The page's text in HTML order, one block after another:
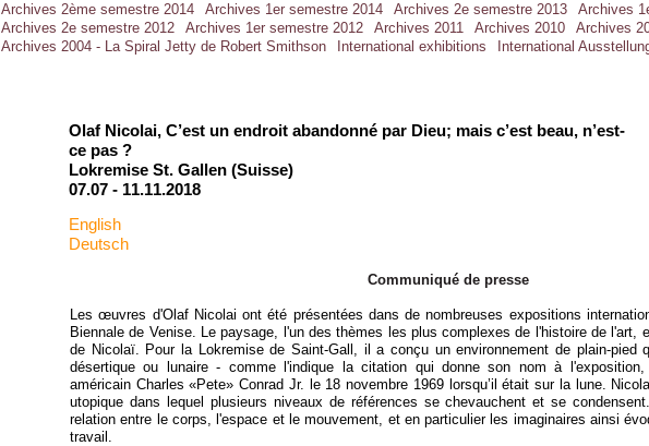
Olaf Nicolai, C’est un endroit abandonné par Dieu; mais c’est beau, n’est-
ce pas ?
Lokremise St. Gallen (Suisse)
07.07 - 11.11.2018
Communiqué de presse
Les œuvres d'Olaf Nicolai ont été présentées dans de nombreuses expositions
Biennale de Venise. Le paysage, l'un des thèmes les plus complexes de l'histoire de
de Nicolaï. Pour la Lokremise de Saint-Gall, il a conçu un environnement de plain-pied
désertique ou lunaire - comme l'indique la citation qui donne son nom à l'exposition,
américain Charles «Pete» Conrad Jr. le 18 novembre 1969 lorsqu’il était sur la lune.
utopique dans lequel plusieurs niveaux de références se chevauchent et se
relation entre le corps, l'espace et le mouvement, et en particulier les imaginaires ainsi
travail.
English
Deutsch
Archives 2ème semestre 2014
Archives 1er semestre 2014 Archives 2e semestre 2013
Archives
Archives 2e semestre 2012
Archives 1er semestre 2012 Archives 2011 Archives 2010 Archives
Archives 2004 - La Spiral Jetty de Robert Smithson
International exhibitions International